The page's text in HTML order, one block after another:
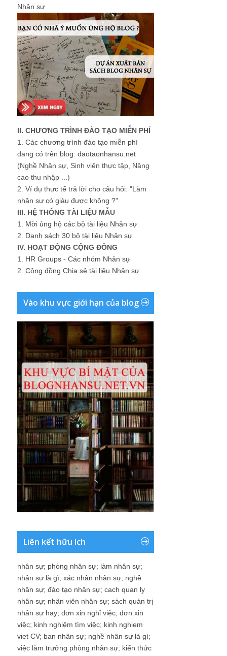
Nhân sự
II. CHƯƠNG TRÌNH ĐÀO TẠO MIỄN PHÍ
1. Các chương trình đào tạo miễn phí
đang có trên blog: daotaonhansu.net
(Nghề Nhân sự, Sinh viên thực tập, Nâng
cao thu nhập ...)
2. Ví dụ thực tế trả lời cho câu hỏi: "Làm
nhân sự có giàu được không ?"
III. HỆ THỐNG TÀI LIỆU MẪU
1. Mời ủng hộ các bộ tài liệu Nhân sự
2. Danh sách 30 bộ tài liệu Nhân sự
IV. HOẠT ĐỘNG CỘNG ĐỒNG
1. HR Groups - Các nhóm Nhân sự
2. Cộng đồng Chia sẻ tài liệu Nhân sự
Vào khu vực giới hạn của blog
Liên kết hữu ích
nhân sự; phòng nhân sự; làm nhân sự;
nhân sự là gì; xác nhận nhân sự; nghề
nhân sự; đào tạo nhân sự; cach quan ly
nhân sự; nhân viên nhân sự; sách quản trị
nhân sự hay; đơn xin nghỉ việc; đơn xin
việc; kinh nghiệm tìm việc; kinh nghiem
viet CV; ban nhân sự; nghề nhân sự là gì;
việc làm trưởng phòng nhân sự; kiến thức